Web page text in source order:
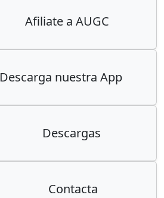
Afiliate a AUGC
Descarga nuestra App
Descargas
Contacta